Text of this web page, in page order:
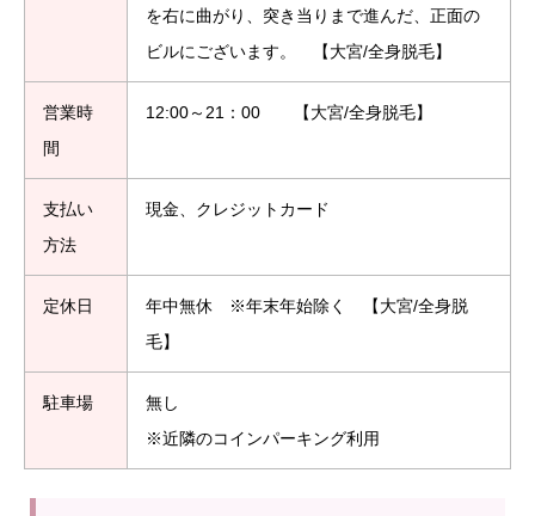
を右に曲がり、突き当りまで進んだ、正面の
ビルにございます。 【大宮/全身脱毛】
営業時
間
12:00～21：00 【大宮/全身脱毛】
支払い
方法
現金、クレジットカード
定休日
年中無休 ※年末年始除く 【大宮/全身脱
毛】
駐車場
無し
※近隣のコインパーキング利用